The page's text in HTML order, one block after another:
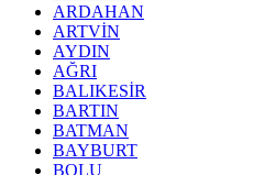
ARDAHAN
ARTVİN
AYDIN
AĞRI
BALIKESİR
BARTIN
BATMAN
BAYBURT
BOLU